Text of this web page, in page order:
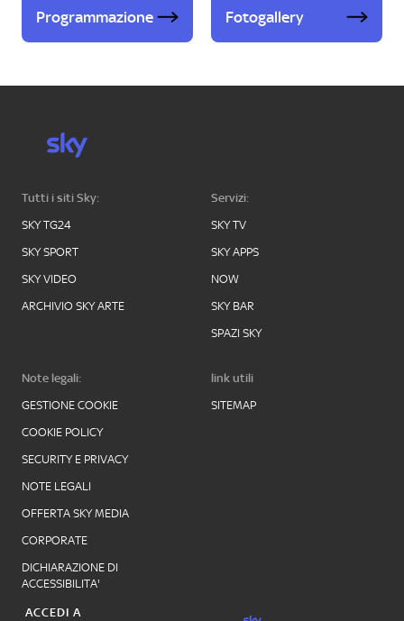
Programmazione Fotogallery
Tutti i siti Sky:
SKY TG24
SKY SPORT
SKY VIDEO
ARCHIVIO SKY ARTE
Servizi:
SKY TV
SKY APPS
NOW
SKY BAR
SPAZI SKY
Note legali:
GESTIONE COOKIE
COOKIE POLICY
SECURITY E PRIVACY
NOTE LEGALI
OFFERTA SKY MEDIA
CORPORATE
DICHIARAZIONE DI
ACCESSIBILITA'
link utili
SITEMAP
ACCEDI A